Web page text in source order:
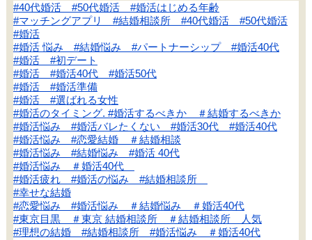
#40代婚活 #50代婚活 #婚活はじめる年齢
#マッチングアプリ #結婚相談所 #40代婚活 #50代婚活
#婚活
#婚活 悩み #結婚悩み #パートナーシップ #婚活40代
#婚活 #初デート
#婚活 #婚活40代 #婚活50代
#婚活 #婚活準備
#婚活 #選ばれる女性
#婚活のタイミング. #婚活するべきか ＃結婚するべきか
#婚活悩み #婚活バレたくない #婚活30代 #婚活40代
#婚活悩み #恋愛結婚 ＃結婚相談
#婚活悩み #結婚悩み #婚活 40代
#婚活悩み ＃婚活40代
#婚活疲れ #婚活の悩み #結婚相談所
#幸せな結婚
#恋愛悩み #婚活悩み ＃結婚悩み ＃婚活40代
#東京目黒 ＃東京 結婚相談所 ＃結婚相談所 人気
#理想の結婚 #結婚相談所 #婚活悩み ＃婚活40代